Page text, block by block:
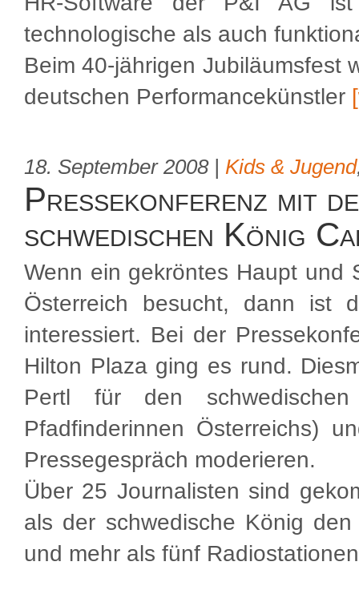
technologische als auch
Beim 40-jährigen Jubiläumsfest
deutschen Performancekünstler
18. September 2008 | Kids & Jugend
Pressekonferenz mit
schwedischen König
Wenn ein gekröntes Haupt und
Österreich besucht, dann ist
interessiert. Bei der
Hilton Plaza ging es rund.
Pertl für den
Pfadfinderinnen Österreichs)
Pressegespräch moderieren.
Über 25 Journalisten sind
als der schwedische König
und mehr als fünf